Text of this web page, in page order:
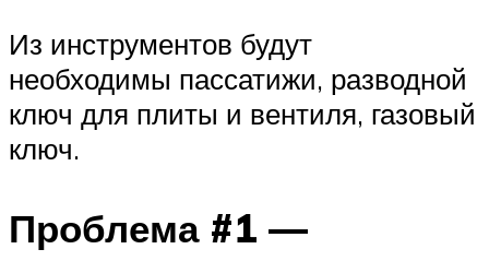
Из инструментов будут
необходимы пассатижи, разводной
ключ для плиты и вентиля, газовый
ключ.
Проблема #1 —